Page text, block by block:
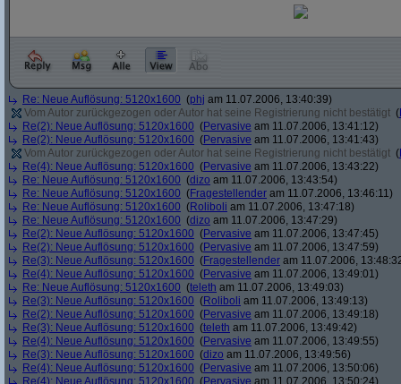
Re: Neue Auflösung: 5120x1600 (phj am 11.07.2006, 13:40:39)
Vom Autor zurückgezogen oder Autor hat seine Registrierung nicht bestätigt (
Re(2): Neue Auflösung: 5120x1600 (Pervasive am 11.07.2006, 13:41:12)
Re(2): Neue Auflösung: 5120x1600 (Pervasive am 11.07.2006, 13:41:43)
Vom Autor zurückgezogen oder Autor hat seine Registrierung nicht bestätigt (
Re(4): Neue Auflösung: 5120x1600 (Pervasive am 11.07.2006, 13:43:22)
Re: Neue Auflösung: 5120x1600 (dizo am 11.07.2006, 13:43:54)
Re: Neue Auflösung: 5120x1600 (Fragestellender am 11.07.2006, 13:46:11)
Re: Neue Auflösung: 5120x1600 (Roliboli am 11.07.2006, 13:47:18)
Re: Neue Auflösung: 5120x1600 (dizo am 11.07.2006, 13:47:29)
Re(2): Neue Auflösung: 5120x1600 (Pervasive am 11.07.2006, 13:47:45)
Re(2): Neue Auflösung: 5120x1600 (Pervasive am 11.07.2006, 13:47:59)
Re(3): Neue Auflösung: 5120x1600 (Fragestellender am 11.07.2006,
Re(4): Neue Auflösung: 5120x1600 (Pervasive am 11.07.2006, 13:49:01)
Re: Neue Auflösung: 5120x1600 (teleth am 11.07.2006, 13:49:03)
Re(3): Neue Auflösung: 5120x1600 (Roliboli am 11.07.2006, 13:49:13)
Re(2): Neue Auflösung: 5120x1600 (Pervasive am 11.07.2006, 13:49:18)
Re(3): Neue Auflösung: 5120x1600 (teleth am 11.07.2006, 13:49:42)
Re(4): Neue Auflösung: 5120x1600 (Pervasive am 11.07.2006, 13:49:55)
Re(3): Neue Auflösung: 5120x1600 (dizo am 11.07.2006, 13:49:56)
Re(4): Neue Auflösung: 5120x1600 (Pervasive am 11.07.2006, 13:50:06)
Re(4): Neue Auflösung: 5120x1600 (Pervasive am 11.07.2006, 13:50:24)